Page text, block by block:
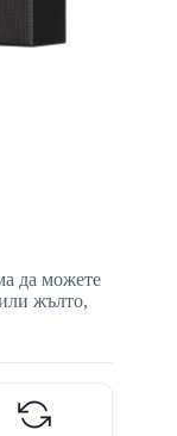
да можете
жълто,